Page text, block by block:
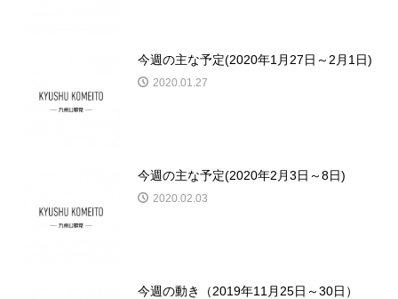
今週の主な予定(2020年1月27日～2月1日)
2020.01.27
今週の主な予定(2020年2月3日～8日)
2020.02.03
今週の動き（2019年11月25日～30日）